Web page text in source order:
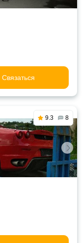
Связаться
9.3 8